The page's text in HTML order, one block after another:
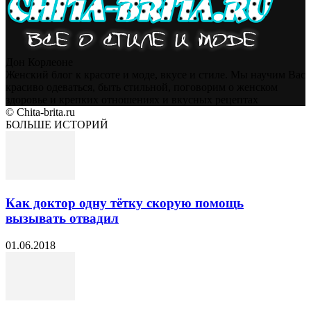
© Chita-brita.ru
БОЛЬШЕ ИСТОРИЙ
Как доктор одну тётку скорую помощь
вызывать отвадил
01.06.2018